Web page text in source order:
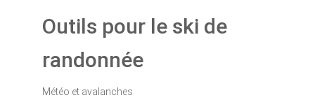
Outils pour le ski de
randonnée
Météo et avalanches